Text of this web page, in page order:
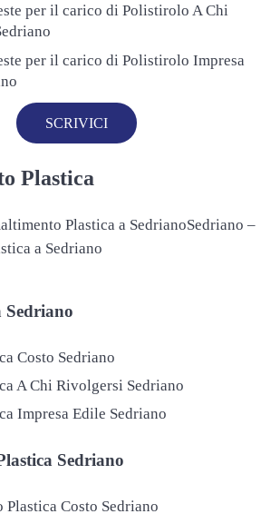
per il carico di Polistirolo A Chi
per il carico di Polistirolo Impresa
SCRIVICI
Plastica
Sedriano –
a Sedriano
Sedriano
Costo Sedriano
A Chi Rivolgersi Sedriano
Impresa Edile Sedriano
Sedriano
Plastica Costo Sedriano